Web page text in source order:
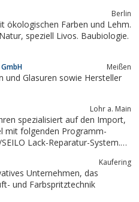
auch Wandfarben und
Berlin
ökologischen Farben und Lehm.
Meißen
und Glasuren sowie Hersteller
Lohr a. Main
spezialisiert auf den Import,
Lack-Reparatur-System.
System. SEILO
für die...
Kaufering
Unternehmen, das
und Farbspritztechnik